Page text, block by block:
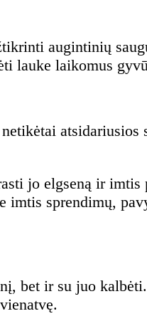
augintinių
lauke laikomus
atsidariusios
jo elgseną ir imtis
imtis sprendimų,
bet ir su juo kalbėti.